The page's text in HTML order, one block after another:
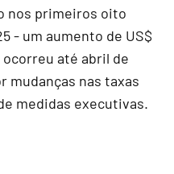
nos primeiros oito
- um aumento de US$
ocorreu até abril de
mudanças nas taxas
medidas executivas.